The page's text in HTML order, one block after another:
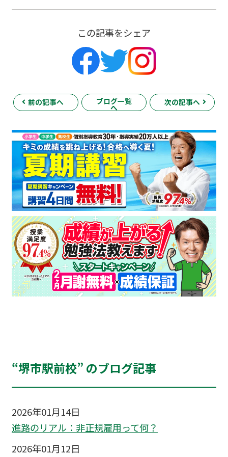
この記事をシェア
前の記事へ ブログ一覧
へ
次の記事へ
“堺市駅前校” のブログ記事
2026年01月14日
進路のリアル：非正規雇用って何？
2026年01月12日